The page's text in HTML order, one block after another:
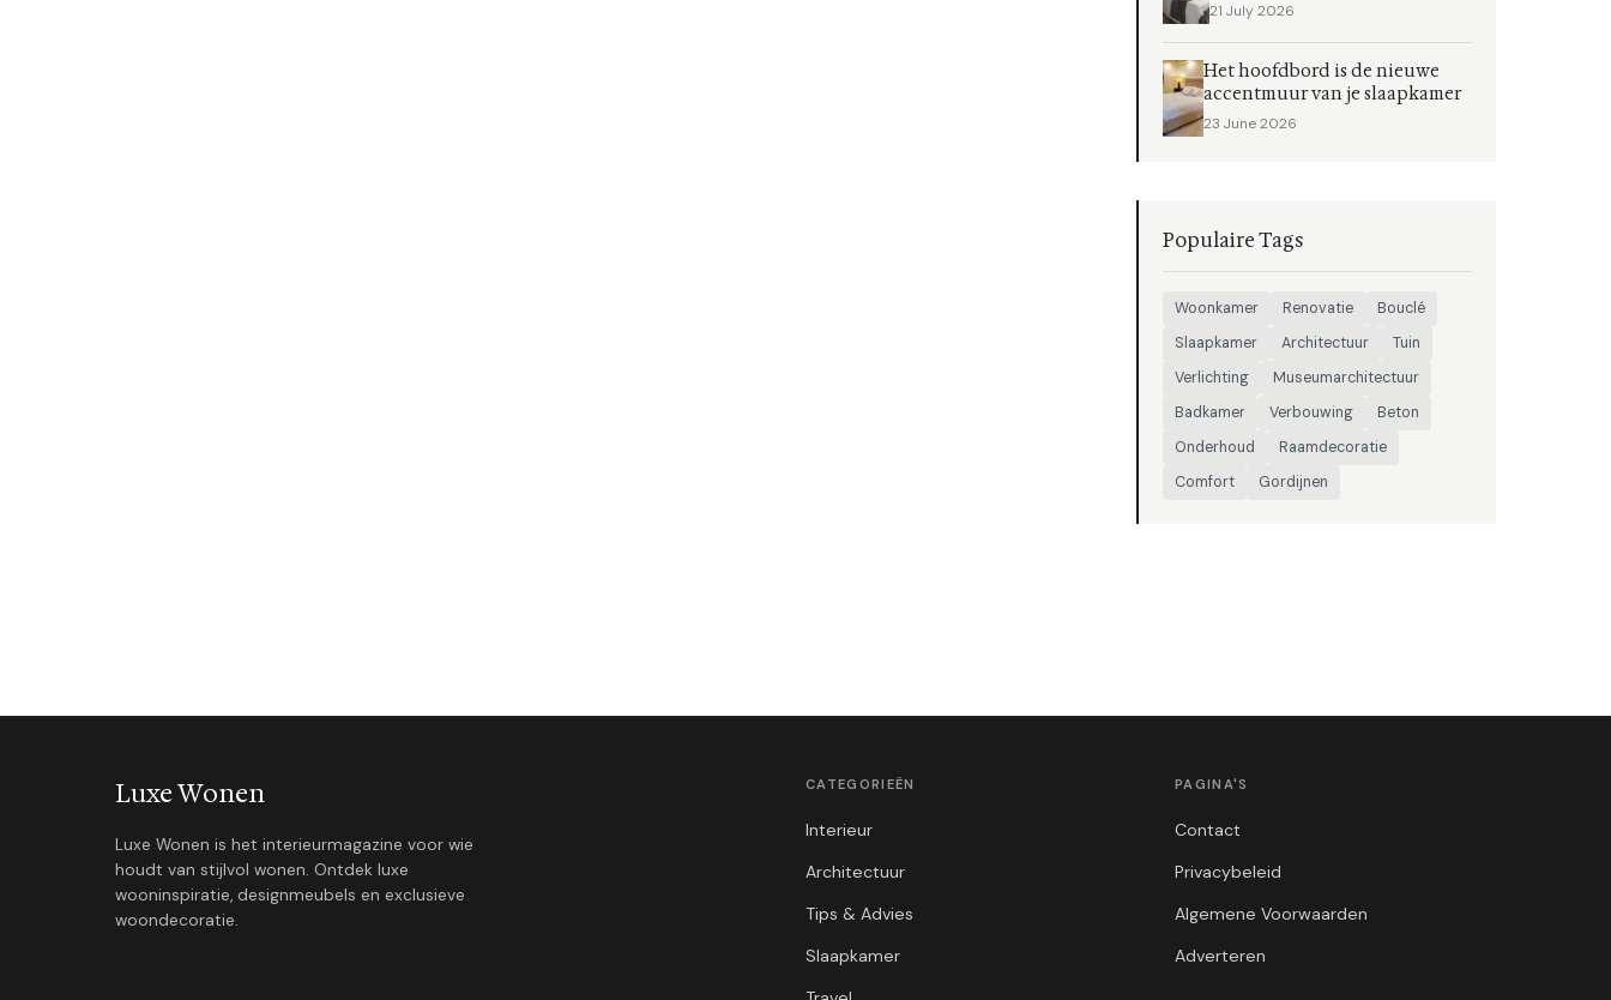
21 July 2026
Het hoofdbord is de nieuwe
accentmuur van je slaapkamer
23 June 2026
Populaire Tags
Woonkamer Renovatie
Bouclé
Slaapkamer
Architectuur
Tuin
Verlichting
Museumarchitectuur
Badkamer
Verbouwing
Beton
Onderhoud
Raamdecoratie
Comfort
Gordijnen
Luxe Wonen
Luxe Wonen is het interieurmagazine voor wie
houdt van stijlvol wonen. Ontdek luxe
wooninspiratie, designmeubels en exclusieve
woondecoratie.
CATEGORIEËN
Interieur
Architectuur
Tips & Advies
Slaapkamer
PAGINA'S
Contact
Privacybeleid
Algemene Voorwaarden
Adverteren